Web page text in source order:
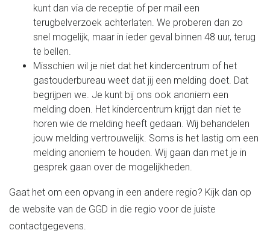
kunt dan via de receptie of per mail een
terugbelverzoek achterlaten. We proberen dan zo
snel mogelijk, maar in ieder geval binnen 48 uur, terug
te bellen.
Misschien wil je niet dat het kindercentrum of het
gastouderbureau weet dat jij een melding doet. Dat
begrijpen we. Je kunt bij ons ook anoniem een
melding doen. Het kindercentrum krijgt dan niet te
horen wie de melding heeft gedaan. Wij behandelen
jouw melding vertrouwelijk. Soms is het lastig om een
melding anoniem te houden. Wij gaan dan met je in
gesprek gaan over de mogelijkheden.
Gaat het om een opvang in een andere regio? Kijk dan op
de website van de GGD in die regio voor de juiste
contactgegevens.